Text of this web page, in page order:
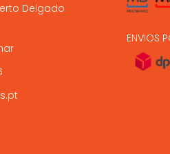
Delgado
ENVIOS